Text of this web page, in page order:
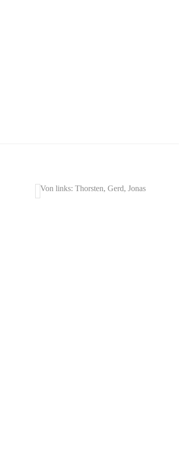
Von links: Thorsten, Gerd, Jonas